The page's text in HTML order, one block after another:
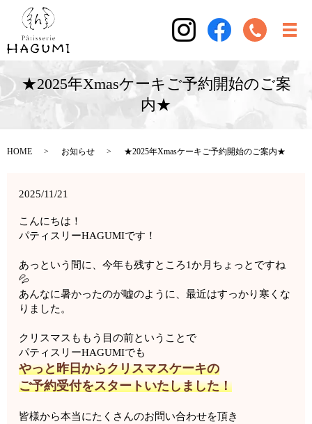
★2025年Xmasケーキご予約開始のご案
内★
HOME お知らせ ★2025年Xmasケーキご予約開始のご案内★
2025/11/21
こんにちは！
パティスリーHAGUMIです！
あっという間に、今年も残すところ1か月ちょっとですね
💦
あんなに暑かったのが嘘のように、最近はすっかり寒くな
りました。
クリスマスももう目の前ということで
パティスリーHAGUMIでも
やっと昨日からクリスマスケーキの
ご予約受付をスタートいたしました！
皆様から本当にたくさんのお問い合わせを頂き